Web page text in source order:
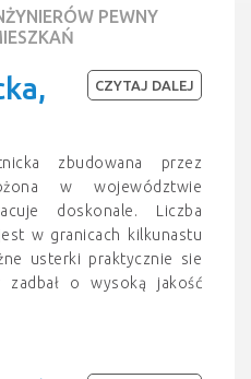
PEWNY
zbudowana przez
w województwie
doskonale. Liczba
w granicach kilkunastu
usterki praktycznie sie
zadbał o wysoką jakość
CZYTAJ DALEJ